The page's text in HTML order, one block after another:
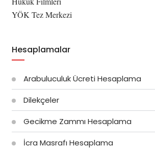
YÖK Tez Merkezi
Hesaplamalar
Arabuluculuk Ücreti Hesaplama
Dilekçeler
Gecikme Zammı Hesaplama
İcra Masrafı Hesaplama